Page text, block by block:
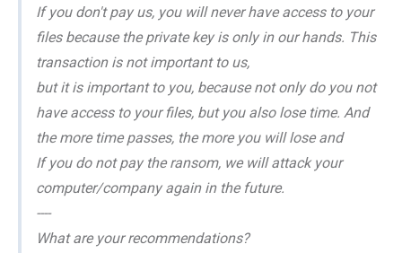
If you don't pay us, you will never have access to your
files because the private key is only in our hands. This
transaction is not important to us,
but it is important to you, because not only do you not
have access to your files, but you also lose time. And
the more time passes, the more you will lose and
If you do not pay the ransom, we will attack your
computer/company again in the future.
----
What are your recommendations?